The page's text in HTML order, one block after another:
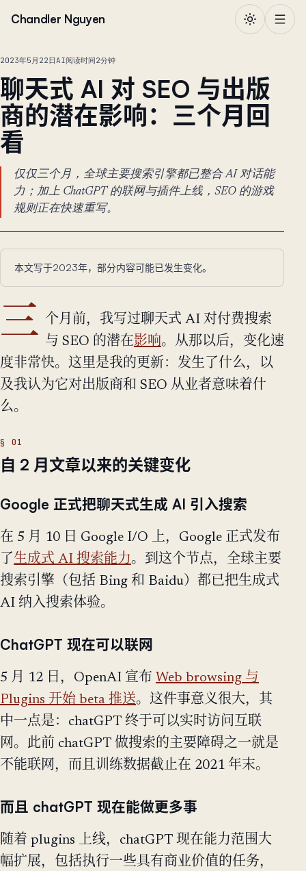
Chandler Nguyen
2023年5月22日AI阅读时间2分钟
聊天式 AI 对 SEO 与出版
商的潜在影响：三个月回
看
仅仅三个月，全球主要搜索引擎都已整合 AI 对话能
力；加上 ChatGPT 的联网与插件上线，SEO 的游戏
规则正在快速重写。
本文写于2023年，部分内容可能已发生变化。
三 个月前，我写过聊天式 AI 对付费搜索
与 SEO 的潜在影响。从那以后，变化速
度非常快。这里是我的更新：发生了什么，以
及我认为它对出版商和 SEO 从业者意味着什
么。
自 2 月文章以来的关键变化
Google 正式把聊天式生成 AI 引入搜索
在 5 月 10 日 Google I/O 上，Google 正式发布
了 生成式 AI 搜索能力。到这个节点，全球主要
搜索引擎（包括 Bing 和 Baidu）都已把生成式
AI 纳入搜索体验。
ChatGPT 现在可以联网
5 月 12 日，OpenAI 宣布 Web browsing 与
Plugins 开始 beta 推送。这件事意义很大，其
中一点是：chatGPT 终于可以实时访问互联
网。此前 chatGPT 做搜索的主要障碍之一就是
不能联网，而且训练数据截止在 2021 年末。
而且 chatGPT 现在能做更多事
随着 plugins 上线，chatGPT 现在能力范围大
幅扩展，包括执行一些具有商业价值的任务，